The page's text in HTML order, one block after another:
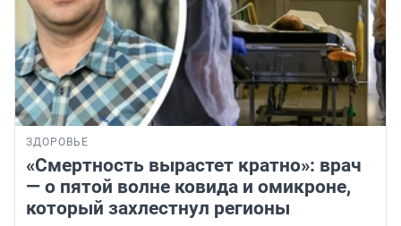
ЗДОРОВЬЕ
«Смертность вырастет кратно»: врач
— о пятой волне ковида и омикроне,
который захлестнул регионы